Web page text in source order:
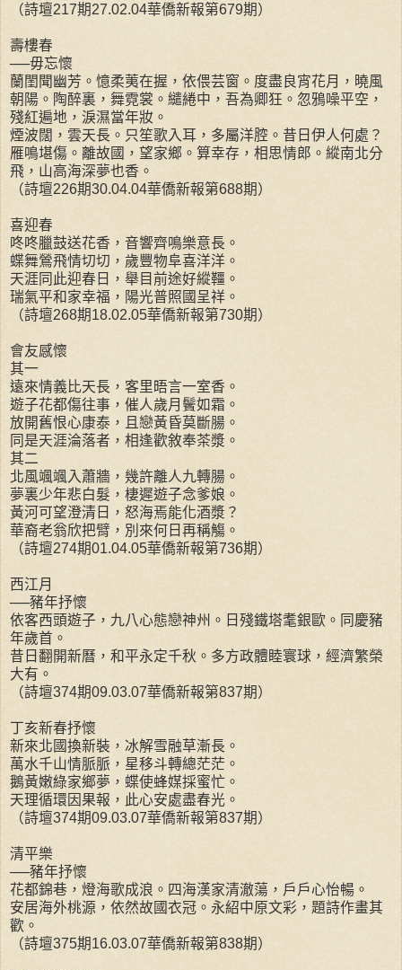
（詩壇217期27.02.04華僑新報第679期）
壽樓春
──毋忘懷
蘭閨聞幽芳。憶柔荑在握，依偎芸窗。度盡良宵花月，曉風
朝陽。陶醉裏，舞霓裳。繾綣中，吾為卿狂。忽鴉噪平空，
殘紅遍地，淚濕當年妝。
煙波闊，雲天長。只笙歌入耳，多屬洋腔。昔日伊人何處？
雁鳴堪傷。離故國，望家鄉。算幸存，相思情郎。縱南北分
飛，山高海深夢也香。
（詩壇226期30.04.04華僑新報第688期）
喜迎春
咚咚臘鼓送花香，音響齊鳴樂意長。
蝶舞鶯飛情切切，歲豐物阜喜洋洋。
天涯同此迎春日，舉目前途好縱韁。
瑞氣平和家幸福，陽光普照國呈祥。
（詩壇268期18.02.05華僑新報第730期）
會友感懷
其一
遠來情義比天長，客里晤言一室香。
遊子花都傷往事，催人歲月鬢如霜。
放開舊恨心康泰，且戀黃昏莫斷腸。
同是天涯淪落者，相逢歡敘奉茶漿。
其二
北風颯颯入蕭牆，幾許離人九轉腸。
夢裏少年悲白髮，棲遲遊子念爹娘。
黃河可望澄清日，怒海焉能化酒漿？
華裔老翁欣把臂，別來何日再稱觴。
（詩壇274期01.04.05華僑新報第736期）
西江月
──豬年抒懷
依客西頭遊子，九八心態戀神州。日殘鐵塔耄銀歐。同慶豬
年歲首。
昔日翻開新曆，和平永定千秋。多方政體睦寰球，經濟繁榮
大有。
（詩壇374期09.03.07華僑新報第837期）
丁亥新春抒懷
新來北國換新裝，冰解雪融草漸長。
萬水千山情脈脈，星移斗轉總茫茫。
鵝黃嫩綠家鄉夢，蝶使蜂媒採蜜忙。
天理循環因果報，此心安處盡春光。
（詩壇374期09.03.07華僑新報第837期）
清平樂
──豬年抒懷
花都錦巷，燈海歌成浪。四海漢家清澈蕩，戶戶心怡暢。
安居海外桃源，依然故國衣冠。永紹中原文彩，題詩作畫其
歡。
（詩壇375期16.03.07華僑新報第838期）